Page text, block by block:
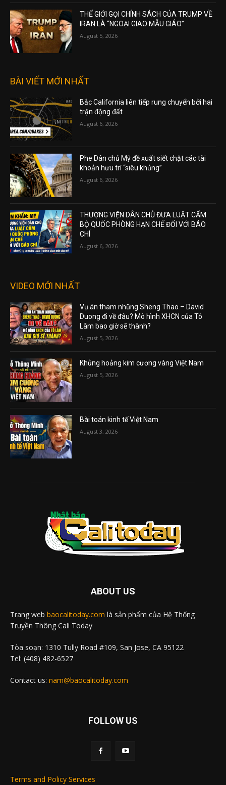
THẾ GIỚI GỌI CHÍNH SÁCH CỦA TRUMP VỀ
IRAN LÀ “NGOẠI GIAO MẪU GIÁO”
August 5, 2026
BÀI VIẾT MỚI NHẤT
Bắc California liên tiếp rung chuyển bởi hai
trận động đất
August 6, 2026
Phe Dân chủ Mỹ đề xuất siết chặt các tài
khoản hưu trí “siêu khủng”
August 6, 2026
THƯỢNG VIỆN DÂN CHỦ ĐƯA LUẬT CẤM
BỘ QUỐC PHÒNG HẠN CHẾ ĐỐI VỚI BÁO
CHÍ
August 6, 2026
VIDEO MỚI NHẤT
Vụ án tham nhũng Sheng Thao – David
Duong đi về đâu? Mô hình XHCN của Tô
Lâm bao giờ sẽ thành?
August 5, 2026
Khủng hoảng kim cương vàng Việt Nam
August 5, 2026
Bài toán kinh tế Việt Nam
August 3, 2026
ABOUT US
Trang web baocalitoday.com là sản phẩm của Hệ Thống
Truyền Thông Cali Today
Tòa soạn: 1310 Tully Road #109, San Jose, CA 95122
Tel: (408) 482-6527
Contact us: nam@baocalitoday.com
FOLLOW US
Terms and Policy Services